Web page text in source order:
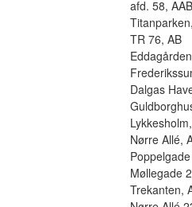
afd. 58, AAB
TR 76, AB
Dalgas
Nørre Allé,
Møllegade
Trekanten,